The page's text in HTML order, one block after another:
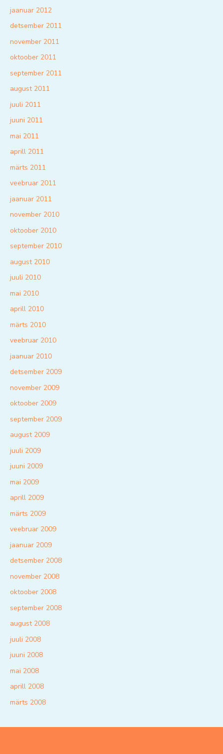
jaanuar 2012
detsember 2011
november 2011
oktoober 2011
september 2011
august 2011
juuli 2011
juuni 2011
mai 2011
aprill 2011
märts 2011
veebruar 2011
jaanuar 2011
november 2010
oktoober 2010
september 2010
august 2010
juuli 2010
mai 2010
aprill 2010
märts 2010
veebruar 2010
jaanuar 2010
detsember 2009
november 2009
oktoober 2009
september 2009
august 2009
juuli 2009
juuni 2009
mai 2009
aprill 2009
märts 2009
veebruar 2009
jaanuar 2009
detsember 2008
november 2008
oktoober 2008
september 2008
august 2008
juuli 2008
juuni 2008
mai 2008
aprill 2008
märts 2008